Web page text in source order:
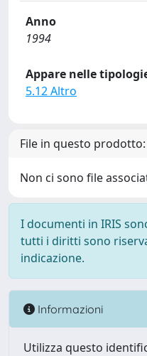
Anno
1994
Appare nelle
5.12 Altro
File in questo prodotto:
Non ci sono file
I documenti in IRIS
tutti i diritti sono
indicazione.
Informazioni
Utilizza questo